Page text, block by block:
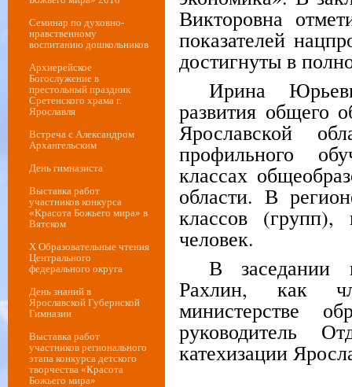
Викторовна
показателей
достигнуты в
Ирина
развития общего
Ярославской
профильного
классах
области. В
классов (групп),
человек.
В заседании
Рахлин, как
министерстве
руководитель
катехизации
Семинар по духовно-
нравственному
воспитанию дошкольников
Архиерейское
Богослужение в
престольный праздник
Сретенского храма г.
Ярославля
Встреча с Александром
Архангельским
День гимназиста
Выставка работ
участников конкурса
«Красота Божьего мира» в
Вятском
Х Образовательные чтения
Центрального
федерального округа
День знаний в
Ярославской Губернской
Гимназии
Выставка работ
участников регионального
этапа конкурса детского
творчества «Красота
Божьего мира»